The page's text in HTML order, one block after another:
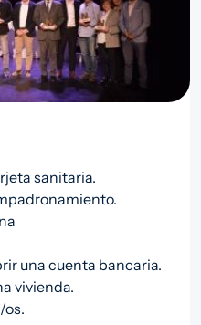
sanitaria.
una cuenta bancaria.
vivienda.
os.